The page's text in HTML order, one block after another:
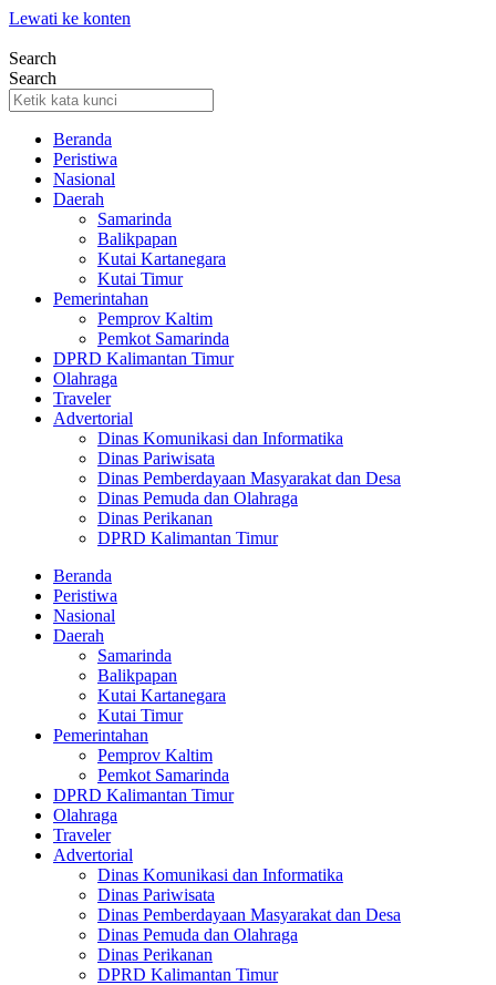
Lewati ke konten
Search
Search
Beranda
Peristiwa
Nasional
Daerah
Samarinda
Balikpapan
Kutai Kartanegara
Kutai Timur
Pemerintahan
Pemprov Kaltim
Pemkot Samarinda
DPRD Kalimantan Timur
Olahraga
Traveler
Advertorial
Dinas Komunikasi dan Informatika
Dinas Pariwisata
Dinas Pemberdayaan Masyarakat dan Desa
Dinas Pemuda dan Olahraga
Dinas Perikanan
DPRD Kalimantan Timur
Beranda
Peristiwa
Nasional
Daerah
Samarinda
Balikpapan
Kutai Kartanegara
Kutai Timur
Pemerintahan
Pemprov Kaltim
Pemkot Samarinda
DPRD Kalimantan Timur
Olahraga
Traveler
Advertorial
Dinas Komunikasi dan Informatika
Dinas Pariwisata
Dinas Pemberdayaan Masyarakat dan Desa
Dinas Pemuda dan Olahraga
Dinas Perikanan
DPRD Kalimantan Timur